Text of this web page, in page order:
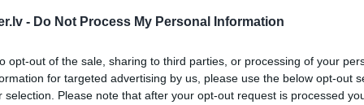
- Do Not Process My Personal Information
opt-out of the sale, sharing to third parties, or processing of your
for targeted advertising by us, please use the below opt-out
selection. Please note that after your opt-out request is processed
Forums Galerijas Reģistrācija Lietotāji
Lietotāja pembits profils
Pēdējo reizi manīts: 22. Mar 2021, 22:22